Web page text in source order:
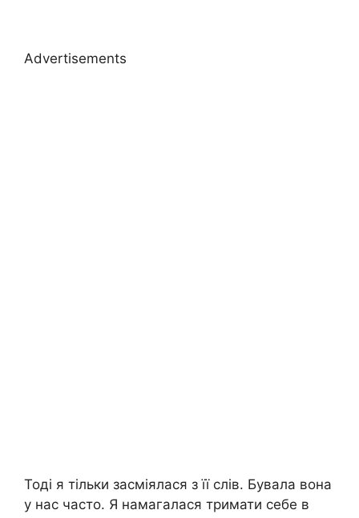
Advertisements
Тоді я тільки засміялася з її слів. Бувала вона
у нас часто. Я намагалася тримати себе в